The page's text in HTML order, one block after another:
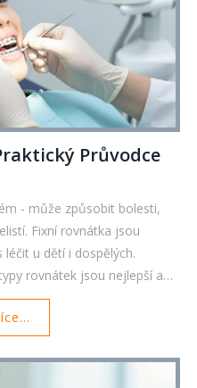
Průvodce
- může způsobit bolesti,
Fixní rovnátka jsou
u dětí i dospělých.
rovnátek jsou nejlepší a